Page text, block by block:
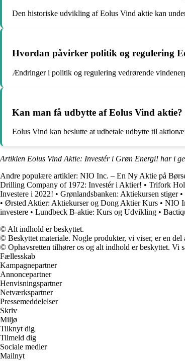
Den historiske udvikling af Eolus Vind aktie kan
Hvordan påvirker politik og regulering
Ændringer i politik og regulering vedrørende
Kan man få udbytte af Eolus Vind aktie?
Eolus Vind kan beslutte at udbetale udbytte til
Artiklen Eolus Vind Aktie: Investér i Grøn Energi! har i
Andre populære artikler: NIO Inc. – En Ny Aktie på
Drilling Company of 1972: Investér i Aktier! • Trifork
Investere i 2022! • Grønlandsbanken: Aktiekursen stiger•
• Ørsted Aktier: Aktiekurser og Dong Aktier Kurs • NIO
investere • Lundbeck B-aktie: Kurs og Udvikling •
© Alt indhold er beskyttet.
© Beskyttet materiale. Nogle produkter, vi viser, er en
© Ophavsretten tilhører os og alt indhold er beskyttet. Vi
Fællesskab
Kampagnepartner
Annoncepartner
Henvisningspartner
Netværkspartner
Pressemeddelelser
Skriv
Miljø
Tilknyt dig
Tilmeld dig
Sociale medier
Mailnyt